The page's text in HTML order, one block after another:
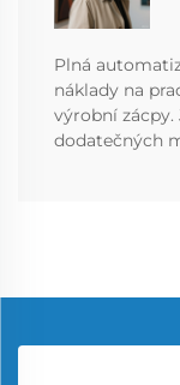
Plná
náklady na
výrobní
dodatečných